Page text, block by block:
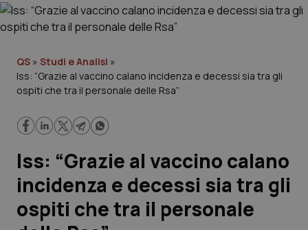
Governo e Parlamento
Regioni e Asl
Lavoro e Professioni
Scienza e Farmaci
Studi e Analisi
QS » Studi e Analisi »
Iss: “Grazie al vaccino calano incidenza e decessi sia tra gli
ospiti che tra il personale delle Rsa”
Iss: “Grazie al vaccino calano
incidenza e decessi sia tra gli
ospiti che tra il personale